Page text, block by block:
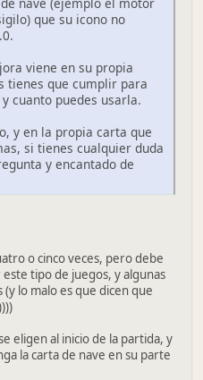
que su icono no
viene en su propia
tienes que cumplir para
cuanto puedes usarla.
y en la propia carta que
si tienes cualquier duda
y encantado de
o cinco veces, pero debe
tipo de juegos, y algunas
lo malo es que dicen que
eligen al inicio de la partida, y
la carta de nave en su parte